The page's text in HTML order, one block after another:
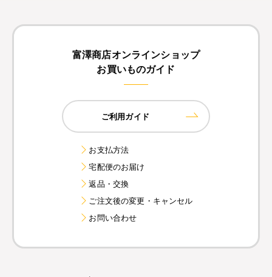
富澤商店オンラインショップ
お買いものガイド
ご利用ガイド
お支払方法
宅配便のお届け
返品・交換
ご注文後の変更・キャンセル
お問い合わせ